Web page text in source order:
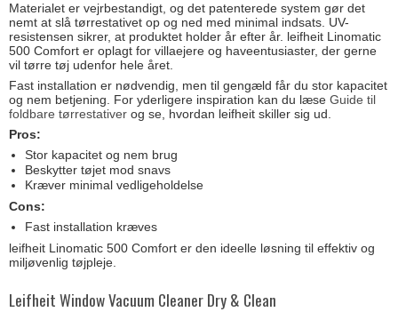
Materialet er vejrbestandigt, og det patenterede system gør det
nemt at slå tørrestativet op og ned med minimal indsats. UV-
resistensen sikrer, at produktet holder år efter år. leifheit Linomatic
500 Comfort er oplagt for villaejere og haveentusiaster, der gerne
vil tørre tøj udenfor hele året.
Fast installation er nødvendig, men til gengæld får du stor kapacitet
og nem betjening. For yderligere inspiration kan du læse Guide til
foldbare tørrestativer og se, hvordan leifheit skiller sig ud.
Pros:
Stor kapacitet og nem brug
Beskytter tøjet mod snavs
Kræver minimal vedligeholdelse
Cons:
Fast installation kræves
leifheit Linomatic 500 Comfort er den ideelle løsning til effektiv og
miljøvenlig tøjpleje.
Leifheit Window Vacuum Cleaner Dry & Clean